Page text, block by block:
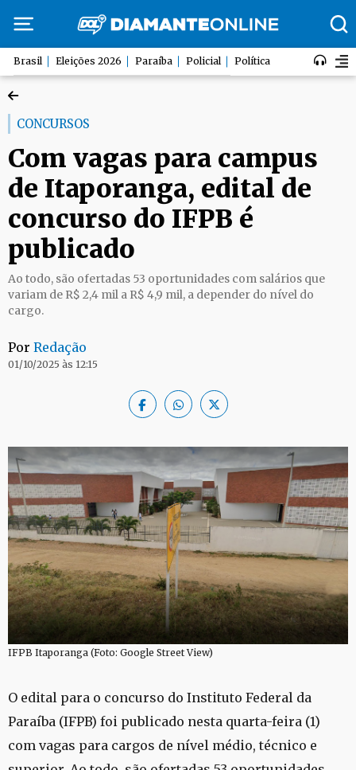
Brasil Eleições 2026 Paraíba Policial Política
CONCURSOS
Com vagas para campus
de Itaporanga, edital de
concurso do IFPB é
publicado
Ao todo, são ofertadas 53 oportunidades com salários que
variam de R$ 2,4 mil a R$ 4,9 mil, a depender do nível do
cargo.
Por Redação
01/10/2025 às 12:15
IFPB Itaporanga (Foto: Google Street View)
O edital para o concurso do Instituto Federal da
Paraíba (IFPB) foi publicado nesta quarta-feira (1)
com vagas para cargos de nível médio, técnico e